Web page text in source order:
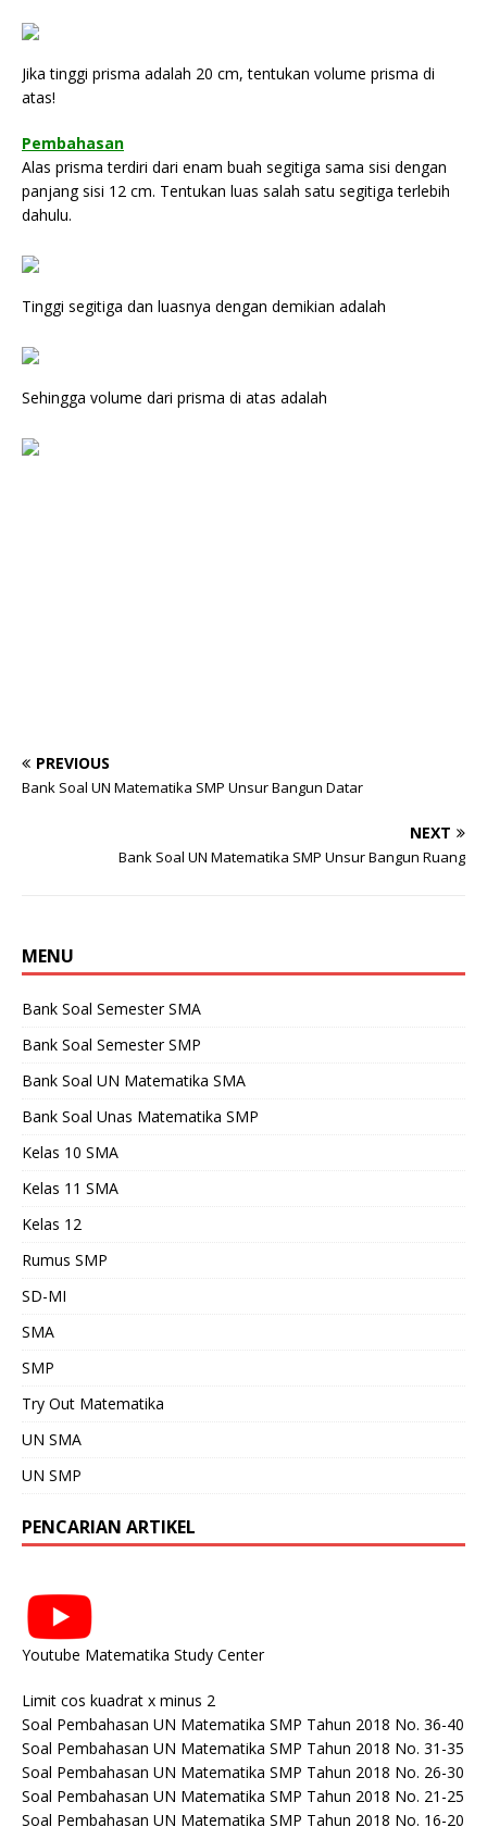
Jika tinggi prisma adalah 20 cm, tentukan volume prisma di
atas!
Pembahasan
Alas prisma terdiri dari enam buah segitiga sama sisi dengan
panjang sisi 12 cm. Tentukan luas salah satu segitiga terlebih
dahulu.
Tinggi segitiga dan luasnya dengan demikian adalah
Sehingga volume dari prisma di atas adalah
PREVIOUS
Bank Soal UN Matematika SMP Unsur Bangun Datar
NEXT
Bank Soal UN Matematika SMP Unsur Bangun Ruang
MENU
Bank Soal Semester SMA
Bank Soal Semester SMP
Bank Soal UN Matematika SMA
Bank Soal Unas Matematika SMP
Kelas 10 SMA
Kelas 11 SMA
Kelas 12
Rumus SMP
SD-MI
SMA
SMP
Try Out Matematika
UN SMA
UN SMP
PENCARIAN ARTIKEL
Youtube Matematika Study Center
Limit cos kuadrat x minus 2
Soal Pembahasan UN Matematika SMP Tahun 2018 No. 36-40
Soal Pembahasan UN Matematika SMP Tahun 2018 No. 31-35
Soal Pembahasan UN Matematika SMP Tahun 2018 No. 26-30
Soal Pembahasan UN Matematika SMP Tahun 2018 No. 21-25
Soal Pembahasan UN Matematika SMP Tahun 2018 No. 16-20